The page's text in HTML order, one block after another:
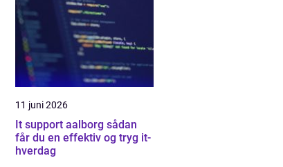
11 juni 2026
It support aalborg sådan
får du en effektiv og tryg it-
hverdag